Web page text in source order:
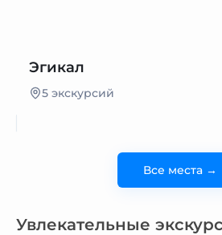
Эгикал
5 экскурсий
Все места →
Увлекательные